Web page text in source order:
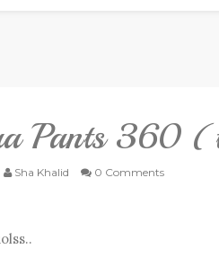
Pants 360
Sha Khalid 0 Comments